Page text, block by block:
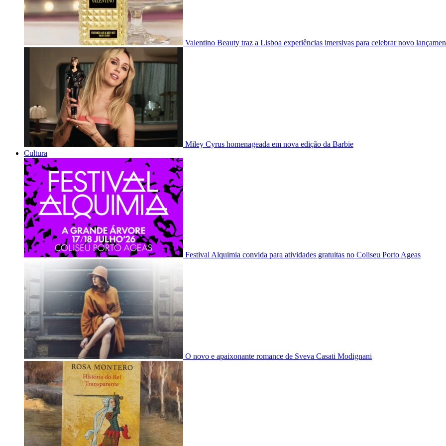
Valentino Beauty traz a Lisboa experiências imersivas para celebrar novo
Miley Cyrus homenageada em nova edição da Barbie
Cultura
Festival Alquimia convida para atividades gratuitas no Coliseu Porto Ageas
O novo e apaixonante romance de Sveva Casati Modignani